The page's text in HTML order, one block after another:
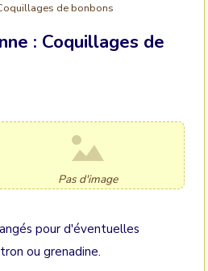
de bonbons
: Coquillages de
Pas d'image
pour d'éventuelles
ou grenadine.